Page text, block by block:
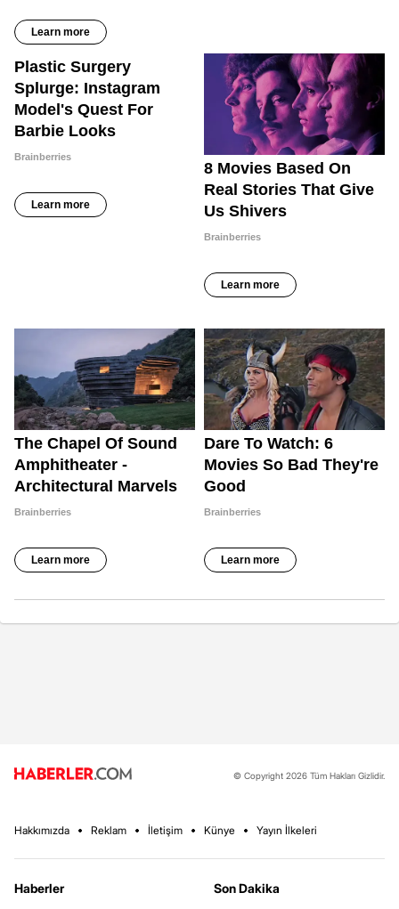
© Copyright 2026 Tüm Hakları Gizlidir.
Hakkımızda Reklam İletişim Künye Yayın İlkeleri
Haberler
Son Dakika